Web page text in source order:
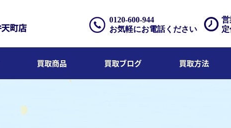
営
0120-600-944
お気軽にお電話ください
買取商品 買取ブログ 買取方法